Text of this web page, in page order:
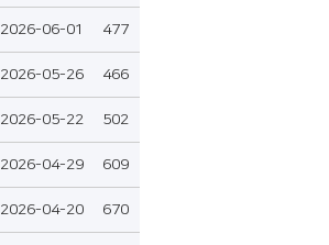
2026-06-01 477
2026-05-26 466
2026-05-22 502
2026-04-29 609
2026-04-20 670